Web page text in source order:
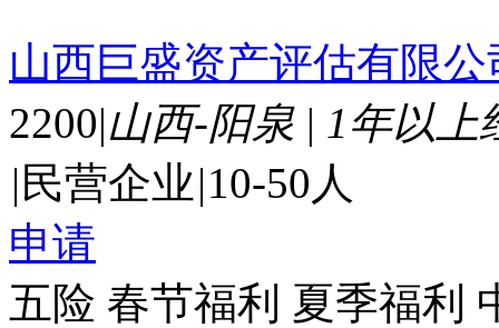
山西巨盛资产评估有限公
2200|山西-阳泉 | 1年以上
| 民营企业|10-50人
申请
五险 春节福利 夏季福利